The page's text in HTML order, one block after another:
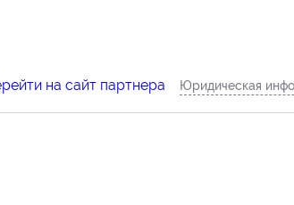
на сайт партнера Юридическая